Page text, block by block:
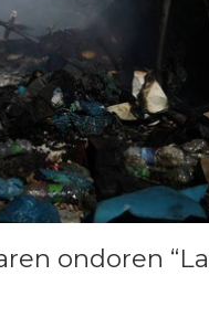
ondoren